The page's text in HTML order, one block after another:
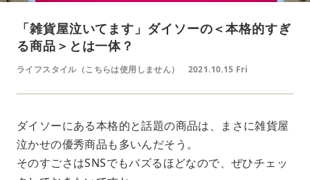
「雑貨屋泣いてます」ダイソーの＜本格的すぎ
る商品＞とは一体？
ライフスタイル（こちらは使用しません） 2021.10.15 Fri
ダイソーにある本格的と話題の商品は、まさに雑貨屋
泣かせの優秀商品も多いんだそう。
そのすごさはSNSでもバズるほどなので、ぜひチェッ